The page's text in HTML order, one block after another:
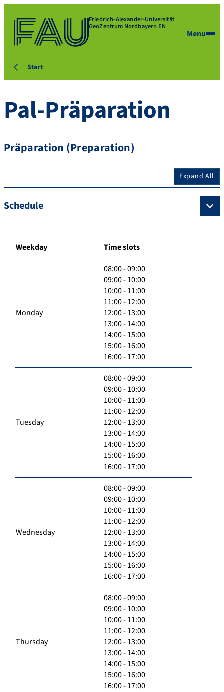
Friedrich-Alexander-Universität
GeoZentrum Nordbayern EN
Menu
Start
Pal-Präparation
Präparation (Preparation)
Expand All
Schedule
Weekday Time slots
Monday
08:00 - 09:00
09:00 - 10:00
10:00 - 11:00
11:00 - 12:00
12:00 - 13:00
13:00 - 14:00
14:00 - 15:00
15:00 - 16:00
16:00 - 17:00
Tuesday
08:00 - 09:00
09:00 - 10:00
10:00 - 11:00
11:00 - 12:00
12:00 - 13:00
13:00 - 14:00
14:00 - 15:00
15:00 - 16:00
16:00 - 17:00
Wednesday
08:00 - 09:00
09:00 - 10:00
10:00 - 11:00
11:00 - 12:00
12:00 - 13:00
13:00 - 14:00
14:00 - 15:00
15:00 - 16:00
16:00 - 17:00
Thursday
08:00 - 09:00
09:00 - 10:00
10:00 - 11:00
11:00 - 12:00
12:00 - 13:00
13:00 - 14:00
14:00 - 15:00
15:00 - 16:00
16:00 - 17:00